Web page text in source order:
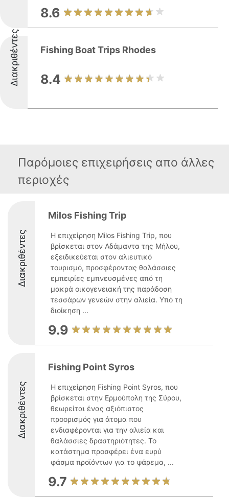
8.6
Διακριθέντες Fishing Boat Trips Rhodes
8.4
Παρόμοιες επιχειρήσεις απο άλλες
περιοχές
Διακριθέντες
Milos Fishing Trip
Η επιχείρηση Milos Fishing Trip, που
βρίσκεται στον Αδάμαντα της Μήλου,
εξειδικεύεται στον αλιευτικό
τουρισμό, προσφέροντας θαλάσσιες
εμπειρίες εμπνευσμένες από τη
μακρά οικογενειακή της παράδοση
τεσσάρων γενεών στην αλιεία. Υπό τη
διοίκηση ...
9.9
Διακριθέντες
Fishing Point Syros
Η επιχείρηση Fishing Point Syros, που
βρίσκεται στην Ερμούπολη της Σύρου,
θεωρείται ένας αξιόπιστος
προορισμός για άτομα που
ενδιαφέρονται για την αλιεία και
θαλάσσιες δραστηριότητες. Το
κατάστημα προσφέρει ένα ευρύ
φάσμα προϊόντων για το ψάρεμα, ...
9.7